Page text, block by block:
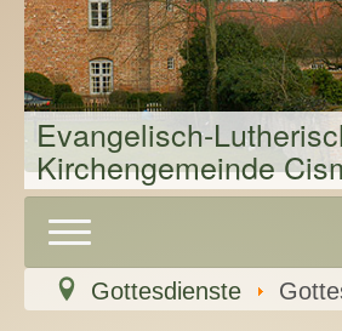
Evangelisch-
Kirchengemeinde
Toggle
Navigation
Über uns
Gottesdienste